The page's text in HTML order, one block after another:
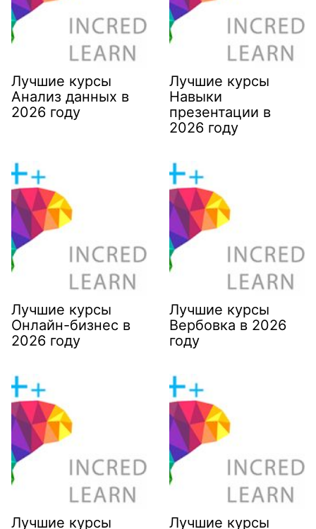
Лучшие курсы
Анализ данных в
2026 году
Лучшие курсы
Навыки
презентации в
2026 году
Лучшие курсы
Онлайн-бизнес в
2026 году
Лучшие курсы
Вербовка в 2026
году
Лучшие курсы Лучшие курсы